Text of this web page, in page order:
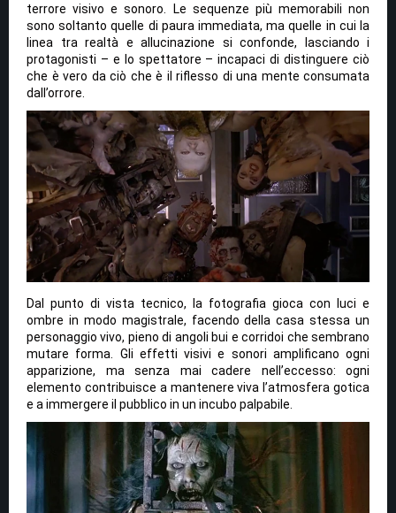
terrore visivo e sonoro. Le sequenze più memorabili non
sono soltanto quelle di paura immediata, ma quelle in cui la
linea tra realtà e allucinazione si confonde, lasciando i
protagonisti – e lo spettatore – incapaci di distinguere ciò
che è vero da ciò che è il riflesso di una mente consumata
dall’orrore.
Dal punto di vista tecnico, la fotografia gioca con luci e
ombre in modo magistrale, facendo della casa stessa un
personaggio vivo, pieno di angoli bui e corridoi che sembrano
mutare forma. Gli effetti visivi e sonori amplificano ogni
apparizione, ma senza mai cadere nell’eccesso: ogni
elemento contribuisce a mantenere viva l’atmosfera gotica
e a immergere il pubblico in un incubo palpabile.